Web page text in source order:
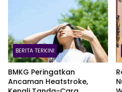
BERITA TERKINI
BMKG Peringatkan
Ancaman Heatstroke,